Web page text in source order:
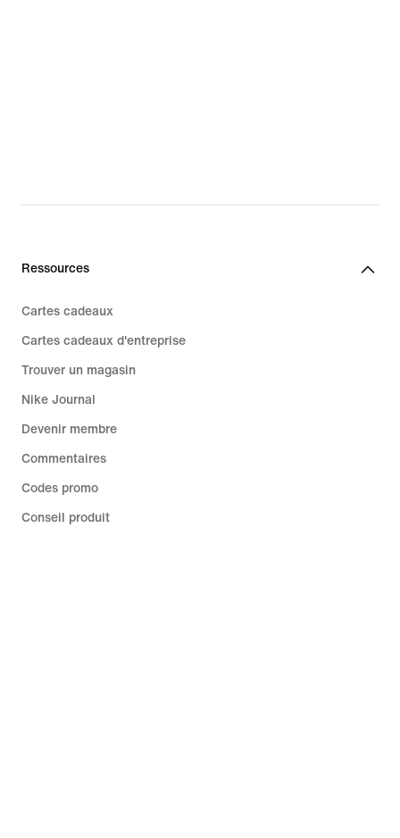
Ressources
Cartes cadeaux
Cartes cadeaux d'entreprise
Trouver un magasin
Nike Journal
Devenir membre
Commentaires
Codes promo
Conseil produit